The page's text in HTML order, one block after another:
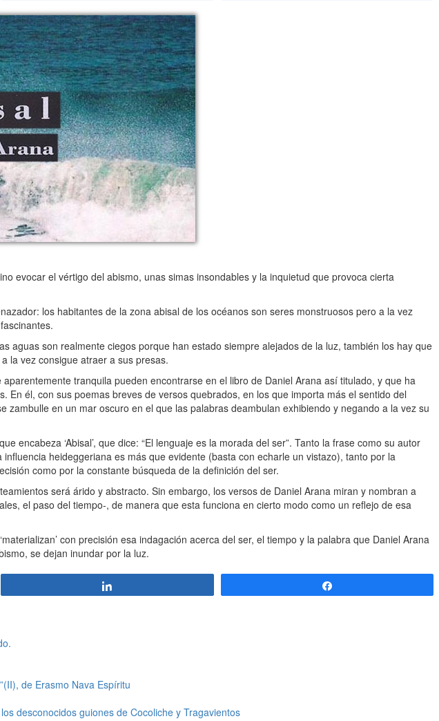
evocar el vértigo del abismo, unas simas insondables y la inquietud que provoca cierta
los habitantes de la zona abisal de los océanos son seres monstruosos pero a la vez
aguas son realmente ciegos porque han estado siempre alejados de la luz, también los hay que
la vez consigue atraer a sus presas.
tranquila pueden encontrarse en el libro de Daniel Arana así titulado, y que ha
En él, con sus poemas breves de versos quebrados, en los que importa más el sentido del
zambulle en un mar oscuro en el que las palabras deambulan exhibiendo y negando a la vez su
encabeza ‘Abisal’, que dice: “El lenguaje es la morada del ser”. Tanto la frase como su autor
heideggeriana es más que evidente (basta con echarle un vistazo), tanto por la
como por la constante búsqueda de la definición del ser.
será árido y abstracto. Sin embargo, los versos de Daniel Arana miran y nombran a
el paso del tiempo-, de manera que esta funciona en cierto modo como un reflejo de esa
con precisión esa indagación acerca del ser, el tiempo y la palabra que Daniel Arana
se dejan inundar por la luz.
de Erasmo Nava Espíritu
desconocidos guiones de Cocoliche y Tragavientos